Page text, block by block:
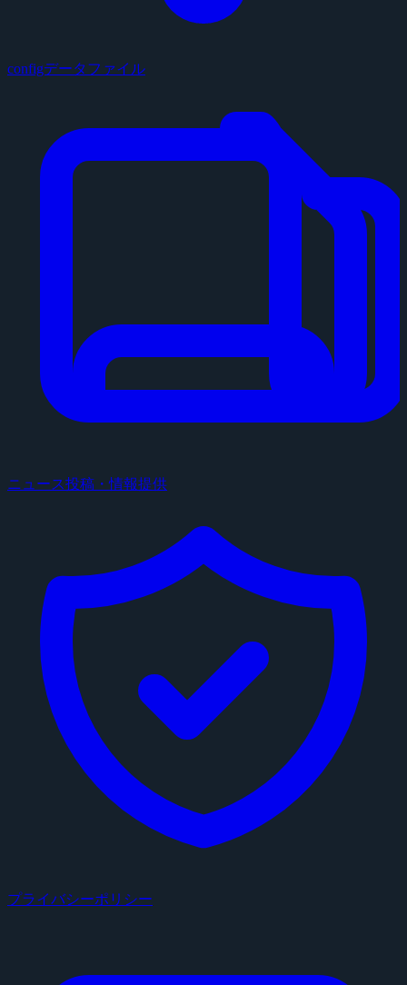
configデータファイル
ニュース投稿・情報提供
プライバシーポリシー